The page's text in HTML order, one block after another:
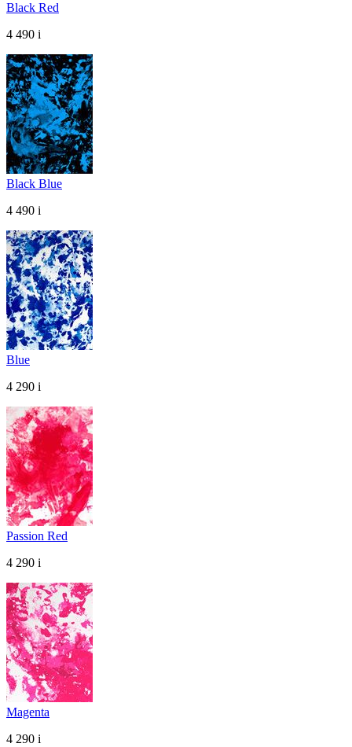
Black Red
4 490 i
Black Blue
4 490 i
Blue
4 290 i
Passion Red
4 290 i
Magenta
4 290 i